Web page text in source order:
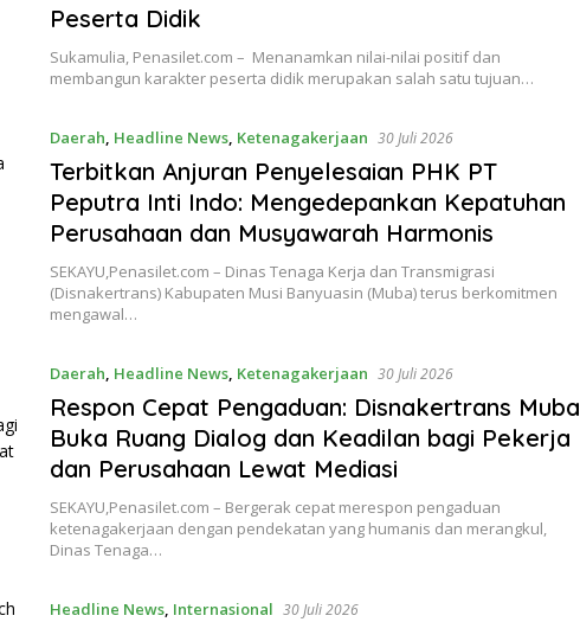
Peserta Didik
Sukamulia, Penasilet.com – Menanamkan nilai-nilai positif dan
membangun karakter peserta didik merupakan salah satu tujuan…
Daerah, Headline News, Ketenagakerjaan 30 Juli 2026
Terbitkan Anjuran Penyelesaian PHK PT
Peputra Inti Indo: Mengedepankan Kepatuhan
Perusahaan dan Musyawarah Harmonis
SEKAYU,Penasilet.com – Dinas Tenaga Kerja dan Transmigrasi
(Disnakertrans) Kabupaten Musi Banyuasin (Muba) terus berkomitmen
mengawal…
Daerah, Headline News, Ketenagakerjaan 30 Juli 2026
Respon Cepat Pengaduan: Disnakertrans Muba
Buka Ruang Dialog dan Keadilan bagi Pekerja
dan Perusahaan Lewat Mediasi
SEKAYU,Penasilet.com – Bergerak cepat merespon pengaduan
ketenagakerjaan dengan pendekatan yang humanis dan merangkul,
Dinas Tenaga…
Headline News, Internasional 30 Juli 2026